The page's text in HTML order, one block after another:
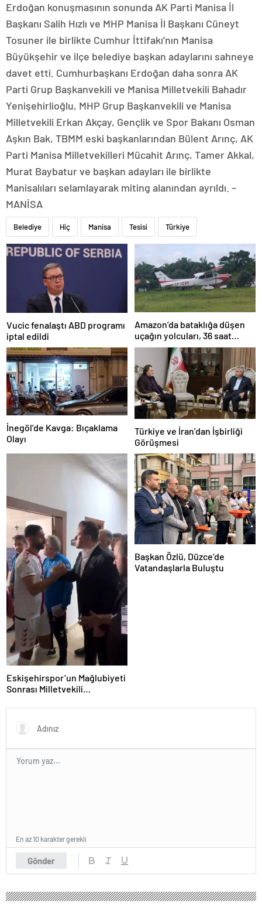
Erdoğan konuşmasının sonunda AK Parti Manisa İl
Başkanı Salih Hızlı ve MHP Manisa İl Başkanı Cüneyt
Tosuner ile birlikte Cumhur İttifakı’nın Manisa
Büyükşehir ve ilçe belediye başkan adaylarını sahneye
davet etti. Cumhurbaşkanı Erdoğan daha sonra AK
Parti Grup Başkanvekili ve Manisa Milletvekili Bahadır
Yenişehirlioğlu, MHP Grup Başkanvekili ve Manisa
Milletvekili Erkan Akçay, Gençlik ve Spor Bakanı Osman
Aşkın Bak, TBMM eski başkanlarından Bülent Arınç, AK
Parti Manisa Milletvekilleri Mücahit Arınç, Tamer Akkal,
Murat Baybatur ve başkan adayları ile birlikte
Manisalıları selamlayarak miting alanından ayrıldı. –
MANİSA
Belediye Hiç Manisa Tesisi Türkiye
Vucic fenalaştı ABD programı
iptal edildi
Amazon’da bataklığa düşen
uçağın yolcuları, 36 saat
kurtarılmayı bekledi
İnegöl’de Kavga: Bıçaklama
Olayı
Türkiye ve İran’dan İşbirliği
Görüşmesi
Eskişehirspor’un Mağlubiyeti
Sonrası Milletvekili
Başkan Özlü, Düzce’de
Vatandaşlarla Buluştu
Gönder
En az 10 karakter gerekli